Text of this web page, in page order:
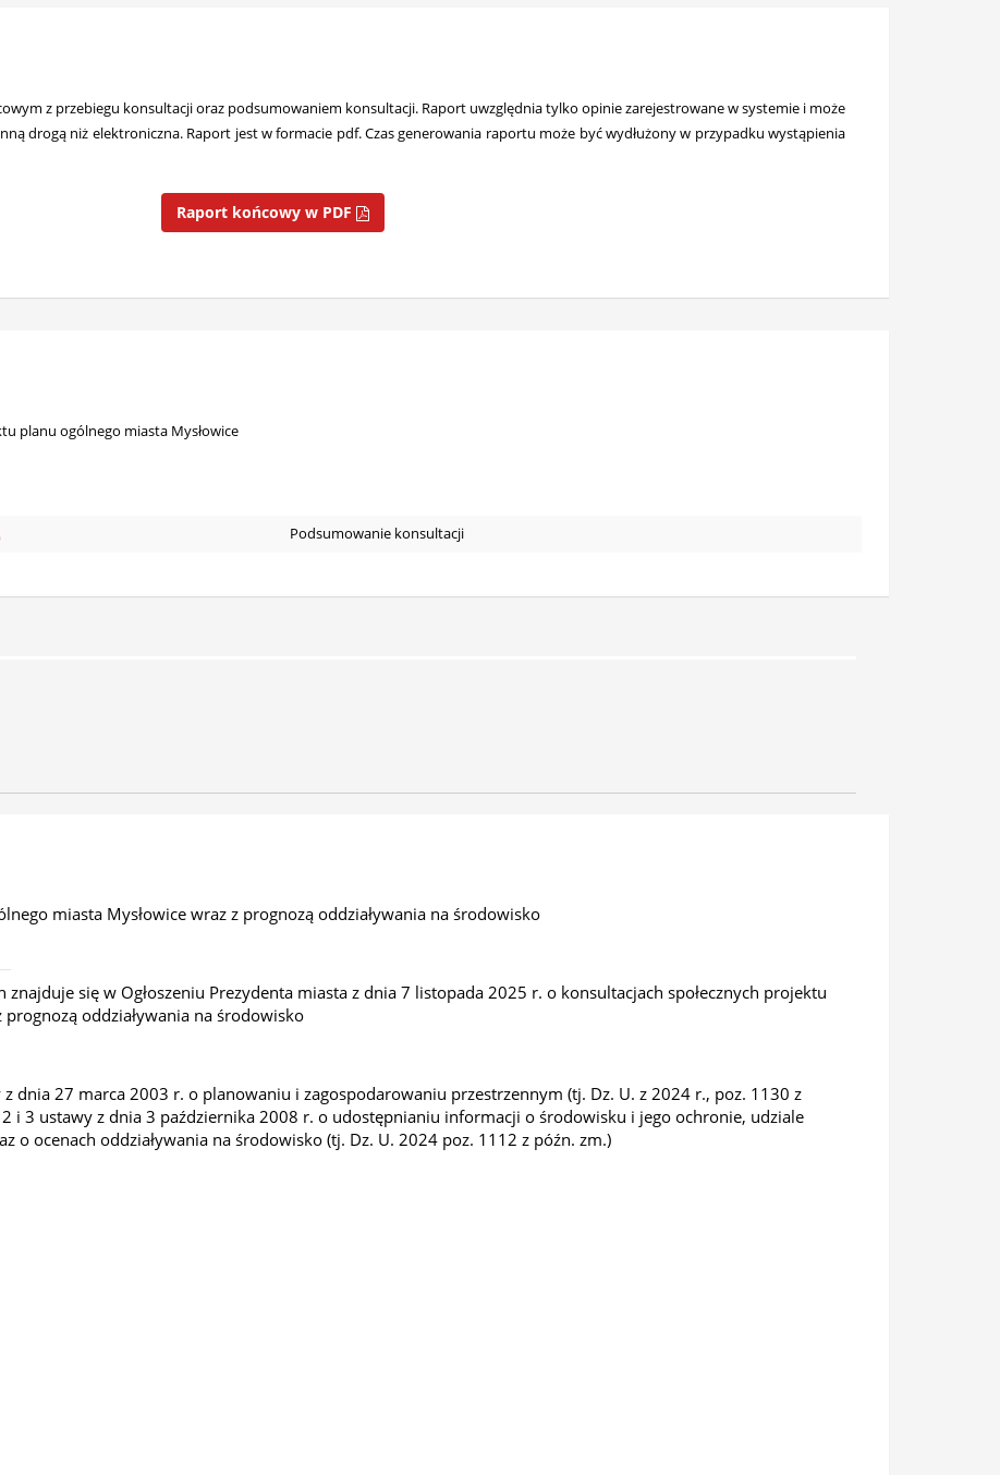
z przebiegu konsultacji oraz podsumowaniem konsultacji. Raport uwzględnia tylko opinie zarejestrowane w systemie i może
drogą niż elektroniczna. Raport jest w formacie pdf. Czas generowania raportu może być wydłużony w przypadku wystąpienia
Raport końcowy w PDF
planu ogólnego miasta Mysłowice
Podsumowanie konsultacji
miasta Mysłowice wraz z prognozą oddziaływania na środowisko
znajduje się w Ogłoszeniu Prezydenta miasta z dnia 7 listopada 2025 r. o konsultacjach społecznych projektu
oddziaływania na środowisko
dnia 27 marca 2003 r. o planowaniu i zagospodarowaniu przestrzennym (tj. Dz. U. z 2024 r., poz. 1130 z
i 3 ustawy z dnia 3 października 2008 r. o udostępnianiu informacji o środowisku i jego ochronie, udziale
o ocenach oddziaływania na środowisko (tj. Dz. U. 2024 poz. 1112 z późn. zm.)